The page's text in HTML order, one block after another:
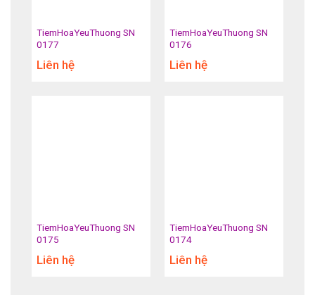
TiemHoaYeuThuong SN
0177
Liên hệ
TiemHoaYeuThuong SN
0176
Liên hệ
TiemHoaYeuThuong SN
0175
Liên hệ
TiemHoaYeuThuong SN
0174
Liên hệ